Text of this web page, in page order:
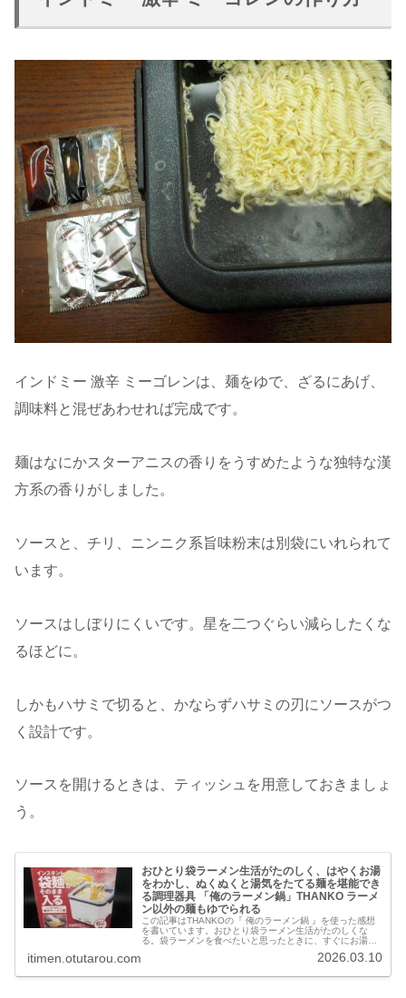
インドミー 激辛 ミーゴレンは、麺をゆで、ざるにあげ、
調味料と混ぜあわせれば完成です。
麺はなにかスターアニスの香りをうすめたような独特な漢
方系の香りがしました。
ソースと、チリ、ニンニク系旨味粉末は別袋にいれられて
います。
ソースはしぼりにくいです。星を二つぐらい減らしたくな
るほどに。
しかもハサミで切ると、かならずハサミの刃にソースがつ
く設計です。
ソースを開けるときは、ティッシュを用意しておきましょ
う。
おひとり袋ラーメン生活がたのしく、はやくお湯
をわかし、ぬくぬくと湯気をたてる麺を堪能でき
る調理器具 「俺のラーメン鍋」THANKO ラーメ
ン以外の麺もゆでられる
この記事はTHANKOの『 俺のラーメン鍋 』を使った感想
を書いています。おひとり袋ラーメン生活がたのしくな
る。袋ラーメンを食べたいと思ったときに、すぐにお湯を
itimen.otutarou.com 2026.03.10